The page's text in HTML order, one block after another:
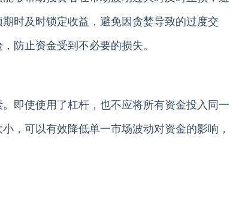
时及时锁定收益，避免因贪婪导致的过度交
防止资金受到不必要的损失。
即使使用了杠杆，也不应将所有资金投入同一
，可以有效降低单一市场波动对资金的影响，